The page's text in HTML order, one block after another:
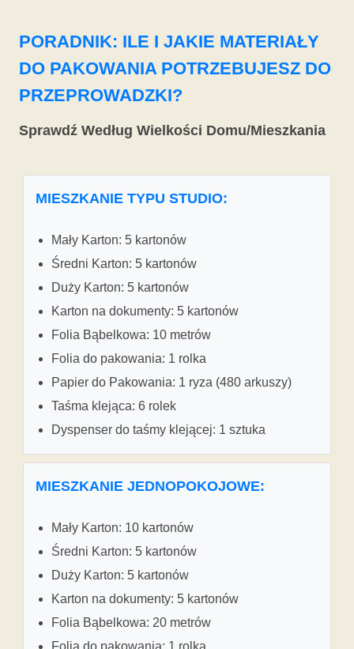
PORADNIK: ILE I JAKIE MATERIAŁY
DO PAKOWANIA POTRZEBUJESZ DO
PRZEPROWADZKI?
Sprawdź Według Wielkości Domu/Mieszkania
MIESZKANIE TYPU STUDIO:
Mały Karton: 5 kartonów
Średni Karton: 5 kartonów
Duży Karton: 5 kartonów
Karton na dokumenty: 5 kartonów
Folia Bąbelkowa: 10 metrów
Folia do pakowania: 1 rolka
Papier do Pakowania: 1 ryza (480 arkuszy)
Taśma klejąca: 6 rolek
Dyspenser do taśmy klejącej: 1 sztuka
MIESZKANIE JEDNOPOKOJOWE:
Mały Karton: 10 kartonów
Średni Karton: 5 kartonów
Duży Karton: 5 kartonów
Karton na dokumenty: 5 kartonów
Folia Bąbelkowa: 20 metrów
Folia do pakowania: 1 rolka